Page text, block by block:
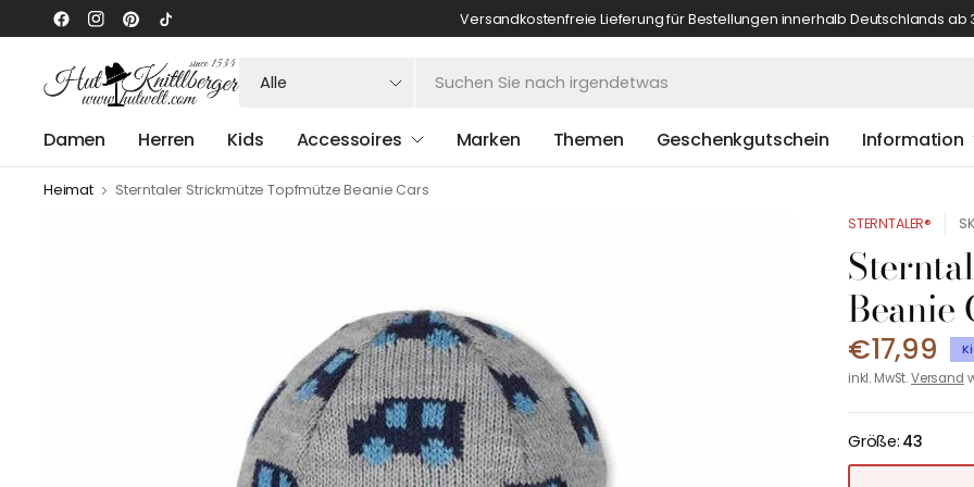
Versandkostenfreie Lieferung für Bestellungen innerhalb Deutschlands ab
Sie
irgendetwas
Damen Herren Kids Accessoires Marken Themen Geschenkgutschein Information
Heimat
Sterntaler Strickmütze Topfmütze Beanie Cars
STERNTALER®
Beanie
€17,99
inkl. MwSt.Versand
Größe: 43